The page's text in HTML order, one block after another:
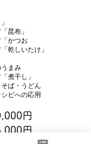
昆布」
「かつお
乾しいたけ」
うまみ
煮干し」
そば・うどん
シピへの応用
円
円